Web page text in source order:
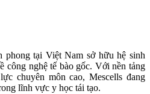
phong tại Việt Nam sở hữu hệ sinh
công nghệ tế bào gốc. Với nền tảng
chuyên môn cao, Mescells đang
lĩnh vực y học tái tạo.